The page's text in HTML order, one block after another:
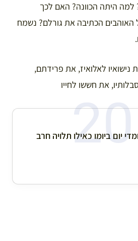
היתה הכוונה? האם לכך
הכתיבה את גורלם? נשמח
לאלואיז, את פרידתם,
את חששו לחייו
יום ביומו כאילו תלויה חרב